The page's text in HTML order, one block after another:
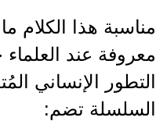
مناسبة هذا
معروفة عند
التطور الإنساني
السلسلة تضم: